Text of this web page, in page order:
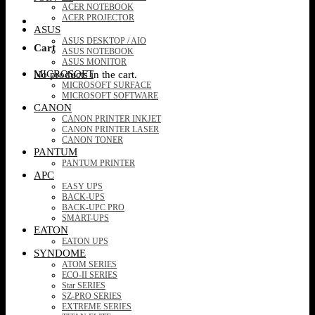
Cart
No products in the cart.
ACER NOTEBOOK
ACER PROJECTOR
ASUS
ASUS DESKTOP / AIO
ASUS NOTEBOOK
ASUS MONITOR
MICROSOFT
MICROSOFT SURFACE
MICROSOFT SOFTWARE
CANON
CANON PRINTER INKJET
CANON PRINTER LASER
CANON TONER
PANTUM
PANTUM PRINTER
APC
EASY UPS
BACK-UPS
BACK-UPC PRO
SMART-UPS
EATON
EATON UPS
SYNDOME
ATOM SERIES
ECO-II SERIES
Star SERIES
SZ-PRO SERIES
EXTREME SERIES